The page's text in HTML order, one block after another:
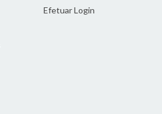
Efetuar Login